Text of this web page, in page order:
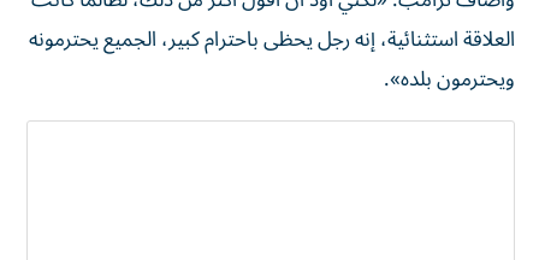
العلاقة استثنائية، إنه رجل يحظى باحترام كبير، الجميع يحترمونه
ويحترمون بلده».